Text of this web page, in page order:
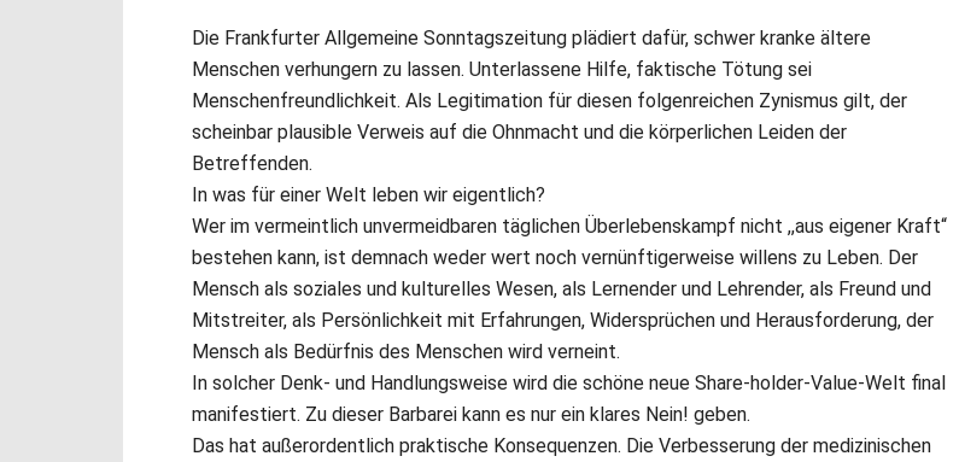
Die Frankfurter Allgemeine Sonntagszeitung plädiert dafür, schwer kranke ältere
Menschen verhungern zu lassen. Unterlassene Hilfe, faktische Tötung sei
Menschenfreundlichkeit. Als Legitimation für diesen folgenreichen Zynismus gilt, der
scheinbar plausible Verweis auf die Ohnmacht und die körperlichen Leiden der
Betreffenden.
In was für einer Welt leben wir eigentlich?
Wer im vermeintlich unvermeidbaren täglichen Überlebenskampf nicht ,,aus eigener Kraft“
bestehen kann, ist demnach weder wert noch vernünftigerweise willens zu Leben. Der
Mensch als soziales und kulturelles Wesen, als Lernender und Lehrender, als Freund und
Mitstreiter, als Persönlichkeit mit Erfahrungen, Widersprüchen und Herausforderung, der
Mensch als Bedürfnis des Menschen wird verneint.
In solcher Denk- und Handlungsweise wird die schöne neue Share-holder-Value-Welt final
manifestiert. Zu dieser Barbarei kann es nur ein klares Nein! geben.
Das hat außerordentlich praktische Konsequenzen. Die Verbesserung der medizinischen